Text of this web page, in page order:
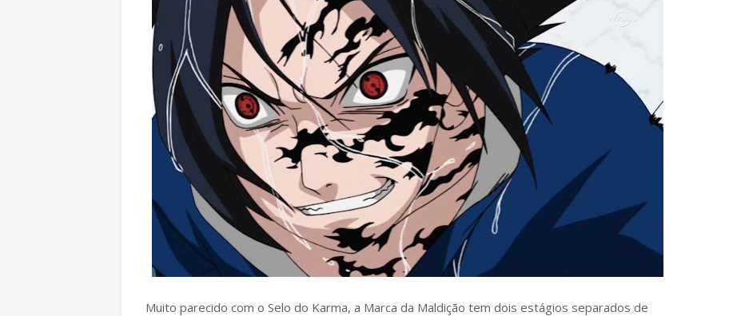
Muito parecido com o Selo do Karma, a Marca da Maldição tem dois estágios separados de